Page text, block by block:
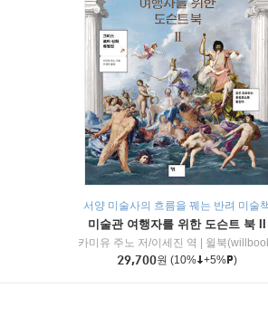
서양 미술사의 흐름을 꿰는 반려 미술
미술관 여행자를 위한 도슨트 북 II
카미유 주노 저/이세진 역
윌북
29,700원 (10% +5% )